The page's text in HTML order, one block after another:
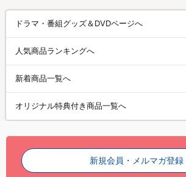
ドラマ・番組グッズ＆DVDページへ
人気商品ランキングへ
新着商品一覧へ
オリジナル特典付き商品一覧へ
新規会員・メルマガ登録